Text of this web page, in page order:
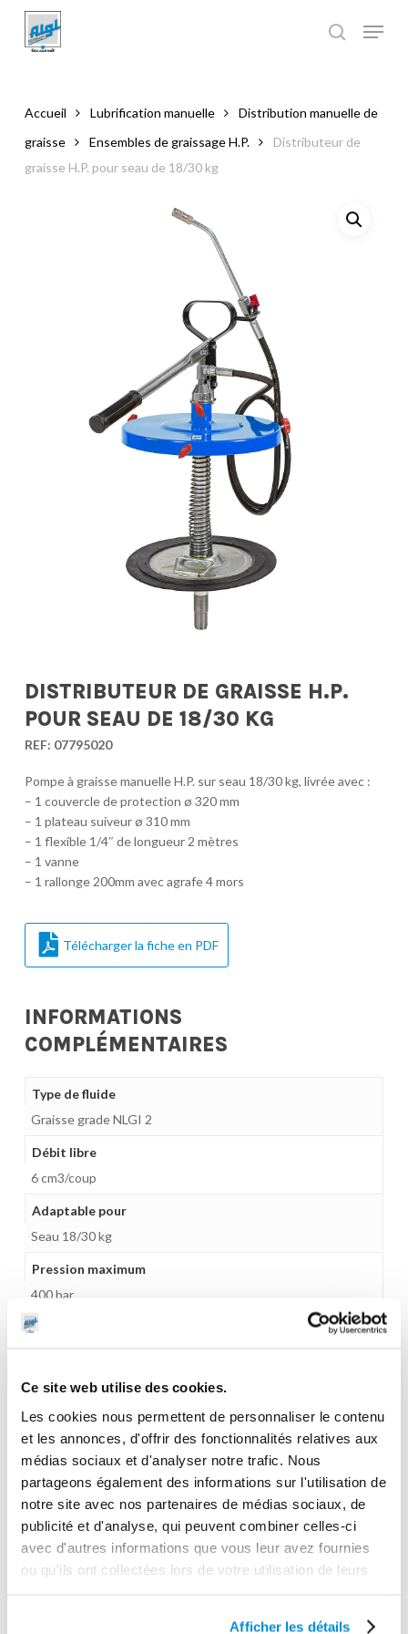
Ce site web utilise des cookies.
Les cookies nous permettent de personnaliser le contenu
et les annonces, d'offrir des fonctionnalités relatives aux
médias sociaux et d'analyser notre trafic. Nous
partageons également des informations sur l'utilisation de
notre site avec nos partenaires de médias sociaux, de
publicité et d'analyse, qui peuvent combiner celles-ci
avec d'autres informations que vous leur avez fournies
ou qu'ils ont collectées lors de votre utilisation de leurs
Afficher les détails
main
Accueil Lubrification manuelle
Distribution manuelle de
graisse
Ensembles de graissage H.P.
Distributeur de
graisse H.P. pour seau de 18/30 kg
DISTRIBUTEUR DE GRAISSE H.P.
POUR SEAU DE 18/30 KG
REF: 07795020
Pompe à graisse manuelle H.P. sur seau 18/30 kg, livrée avec :
– 1 couvercle de protection ø 320 mm
– 1 plateau suiveur ø 310 mm
– 1 flexible 1/4″ de longueur 2 mètres
– 1 vanne
– 1 rallonge 200mm avec agrafe 4 mors
Télécharger la fiche en PDF
INFORMATIONS
COMPLÉMENTAIRES
Type de fluide
Graisse grade NLGI 2
Débit libre
6 cm3/coup
Adaptable pour
Seau 18/30 kg
Pression maximum
400 bar
Gamme tarifaire
Unité d'emballage
1
Garantie
1 an
Gencode
3284660314319